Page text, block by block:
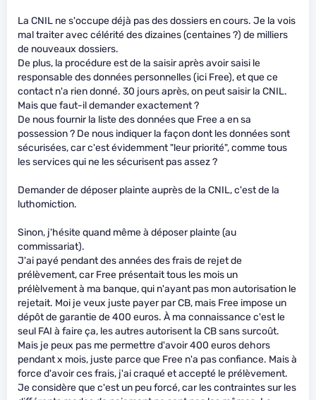
La CNIL ne s'occupe déjà pas des dossiers en cours. Je la vois
mal traiter avec célérité des dizaines (centaines ?) de milliers
de nouveaux dossiers.
De plus, la procédure est de la saisir après avoir saisi le
responsable des données personnelles (ici Free), et que ce
contact n'a rien donné. 30 jours après, on peut saisir la CNIL.
Mais que faut-il demander exactement ?
De nous fournir la liste des données que Free a en sa
possession ? De nous indiquer la façon dont les données sont
sécurisées, car c'est évidemment "leur priorité", comme tous
les services qui ne les sécurisent pas assez ?
Demander de déposer plainte auprès de la CNIL, c'est de la
luthomiction.
Sinon, j'hésite quand même à déposer plainte (au
commissariat).
J'ai payé pendant des années des frais de rejet de
prélèvement, car Free présentait tous les mois un
prélèlvement à ma banque, qui n'ayant pas mon autorisation le
rejetait. Moi je veux juste payer par CB, mais Free impose un
dépôt de garantie de 400 euros. À ma connaissance c'est le
seul FAI à faire ça, les autres autorisent la CB sans surcoût.
Mais je peux pas me permettre d'avoir 400 euros dehors
pendant x mois, juste parce que Free n'a pas confiance. Mais à
force d'avoir ces frais, j'ai craqué et accepté le prélèvement.
Je considère que c'est un peu forcé, car les contraintes sur les